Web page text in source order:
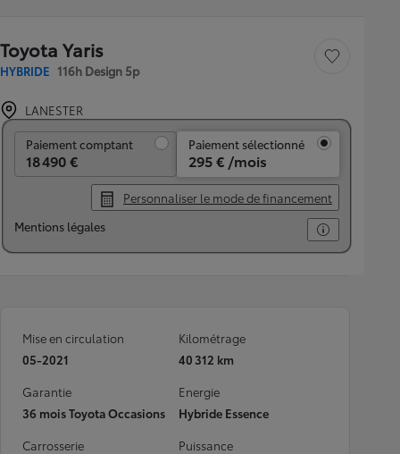
Toyota Yaris
HYBRIDE 116h Design 5p
Sauvegarder le
LANESTER
Paiement comptant
18 490 €
Paiement sélectionné
295 € /mois
Personnaliser le mode de financement
Mentions légales
Mise en circulation
05-2021
Kilométrage
40 312 km
Garantie
36 mois Toyota Occasions
Energie
Hybride Essence
Carrosserie
Puissance